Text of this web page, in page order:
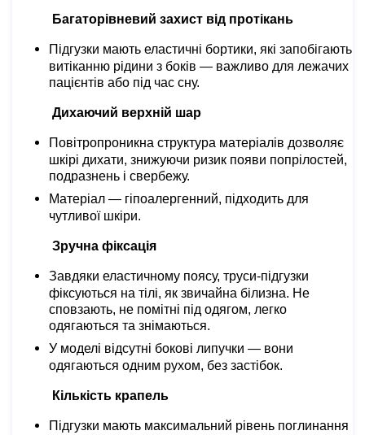
Багаторівневий захист від протікань
Підгузки мають еластичні бортики, які запобігають
витіканню рідини з боків — важливо для лежачих
пацієнтів або під час сну.
Дихаючий верхній шар
Повітропроникна структура матеріалів дозволяє
шкірі дихати, знижуючи ризик появи попрілостей,
подразнень і свербежу.
Матеріал — гіпоалергенний, підходить для
чутливої шкіри.
Зручна фіксація
Завдяки еластичному поясу, труси-підгузки
фіксуються на тілі, як звичайна білизна. Не
сповзають, не помітні під одягом, легко
одягаються та знімаються.
У моделі відсутні бокові липучки — вони
одягаються одним рухом, без застібок.
Кількість крапель
Підгузки мають максимальний рівень поглинання